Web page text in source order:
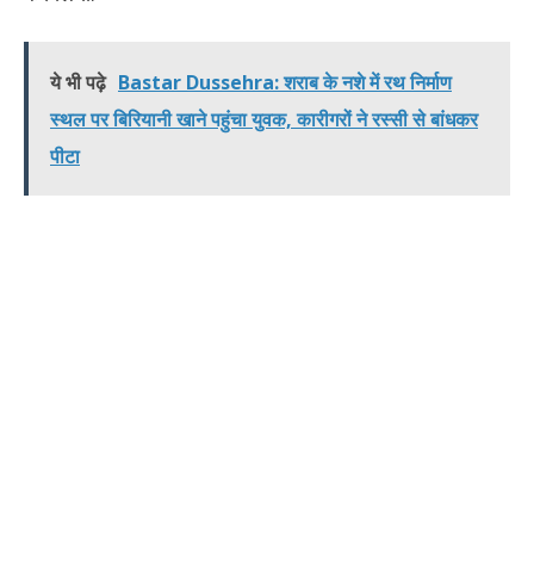
ये भी पढ़े Bastar Dussehra: शराब के नशे में रथ निर्माण
स्थल पर बिरियानी खाने पहुंचा युवक, कारीगरों ने रस्सी से बांधकर
पीटा